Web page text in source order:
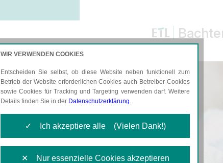
AKTUELLES KARRIERE
WIR VERWENDEN COOKIES
Entscheiden Sie selbst, ob diese Website neben funktionell zum
Betrieb der Website erforderlichen Cookies auch Betreiber-Cookies
sowie Cookies für Tracking und Targeting verwenden darf. Weitere
Details finden Sie in der Datenschutzerklärung.
✓ Ich akzeptiere alle (Vielen Dank!)
✕ Nur essenzielle Cookies akzeptieren